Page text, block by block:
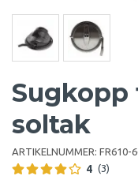
soltak
ARTIKELNUMMER: FR610-
4 (3)